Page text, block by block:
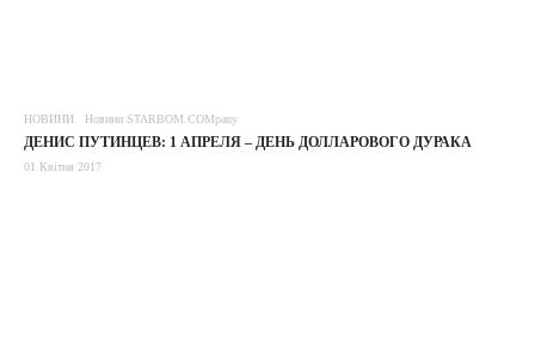
НОВИНИ Новини STARBOM.COMpany
ДЕНИС ПУТИНЦЕВ: 1 АПРЕЛЯ – ДЕНЬ ДОЛЛАРОВОГО ДУРАКА
01 Квітня 2017